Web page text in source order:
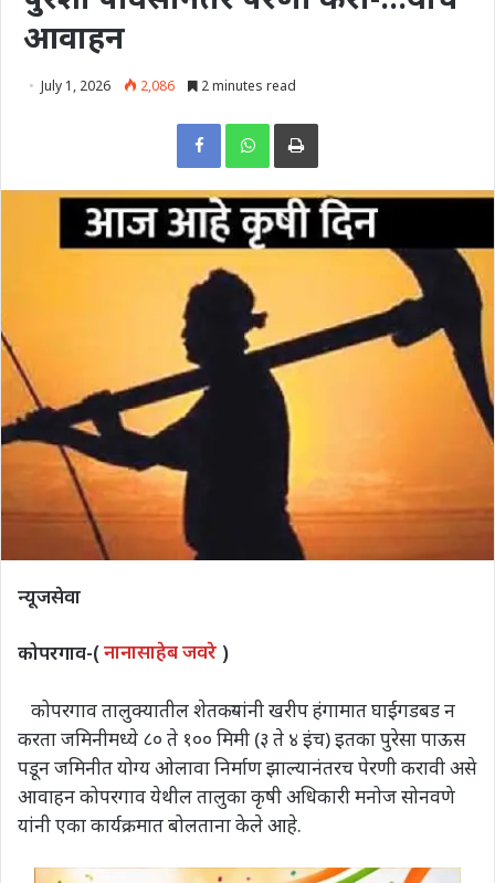
आवाहन
July 1, 2026 2,086 2 minutes read
Print
न्यूजसेवा
कोपरगाव-(नानासाहेब जवरे )
कोपरगाव तालुक्यातील शेतकऱ्यांनी खरीप हंगामात घाईगडबड न
करता जमिनीमध्ये ८० ते १०० मिमी (३ ते ४ इंच) इतका पुरेसा पाऊस
पडून जमिनीत योग्य ओलावा निर्माण झाल्यानंतरच पेरणी करावी असे
आवाहन कोपरगाव येथील तालुका कृषी अधिकारी मनोज सोनवणे
यांनी एका कार्यक्रमात बोलताना केले आहे.